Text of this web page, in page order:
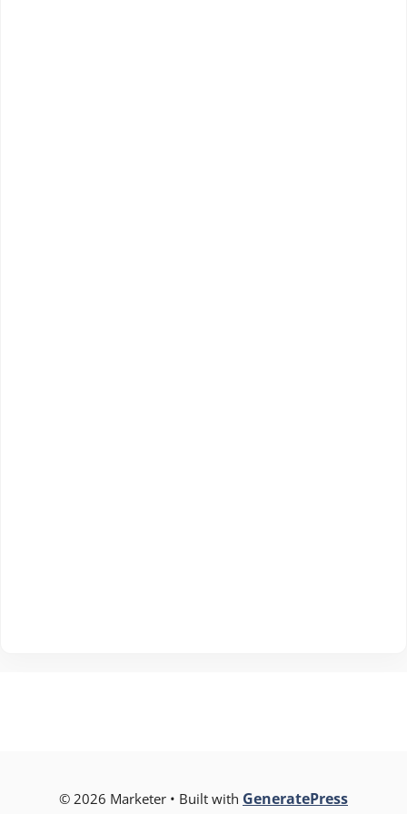
© 2026 Marketer • Built with GeneratePress